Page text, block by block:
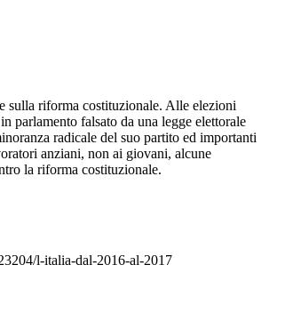
sulla riforma costituzionale. Alle elezioni
parlamento falsato da una legge elettorale
radicale del suo partito ed importanti
anziani, non ai giovani, alcune
la riforma costituzionale.
l-italia-dal-2016-al-2017